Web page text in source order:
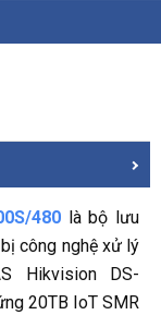
480 là bộ lưu
công nghệ xử lý
Hikvision DS-
20TB IoT SMR